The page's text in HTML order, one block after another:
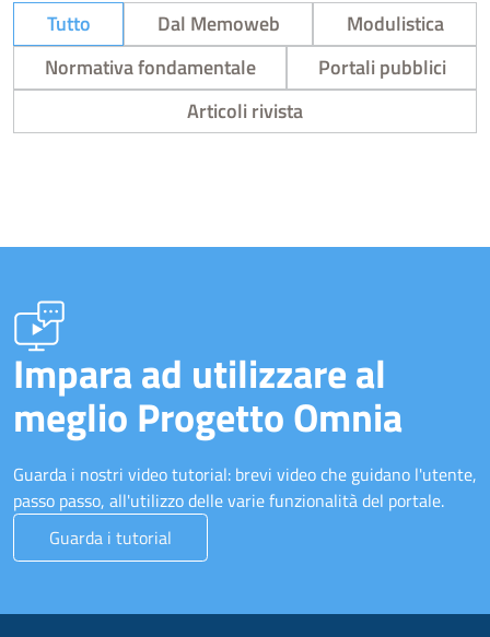
Tutto Dal Memoweb
Modulistica
Normativa fondamentale
Portali pubblici
Articoli rivista
Impara ad utilizzare al
meglio Progetto Omnia
Guarda i nostri video tutorial: brevi video che guidano l'utente,
passo passo, all'utilizzo delle varie funzionalità del portale.
Guarda i tutorial